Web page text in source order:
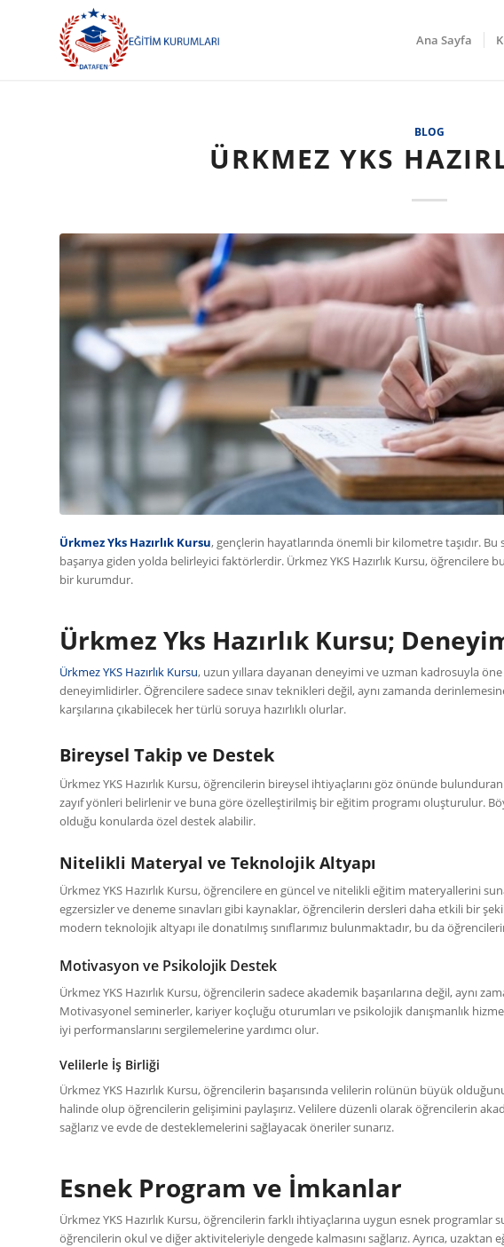
Ana Sayfa
BLOG
ÜRKMEZ YKS
Ürkmez Yks Hazırlık Kursu, gençlerin hayatlarında önemli bir kilometre taşıdır.
başarıya giden yolda belirleyici faktörlerdir. Ürkmez YKS Hazırlık Kursu,
bir kurumdur.
Ürkmez Yks Hazırlık Kursu;
Ürkmez YKS Hazırlık Kursu, uzun yıllara dayanan deneyimi ve uzman kadrosuyla
deneyimlidirler. Öğrencilere sadece sınav teknikleri değil, aynı zamanda
karşılarına çıkabilecek her türlü soruya hazırlıklı olurlar.
Bireysel Takip ve Destek
Ürkmez YKS Hazırlık Kursu, öğrencilerin bireysel ihtiyaçlarını göz önünde
zayıf yönleri belirlenir ve buna göre özelleştirilmiş bir eğitim programı oluşturulur.
olduğu konularda özel destek alabilir.
Nitelikli Materyal ve Teknolojik Altyapı
Ürkmez YKS Hazırlık Kursu, öğrencilere en güncel ve nitelikli eğitim materyallerini
egzersizler ve deneme sınavları gibi kaynaklar, öğrencilerin dersleri daha etkili bir
modern teknolojik altyapı ile donatılmış sınıflarımız bulunmaktadır, bu da
Motivasyon ve Psikolojik Destek
Ürkmez YKS Hazırlık Kursu, öğrencilerin sadece akademik başarılarına değil, aynı
Motivasyonel seminerler, kariyer koçluğu oturumları ve psikolojik danışmanlık
iyi performanslarını sergilemelerine yardımcı olur.
Velilerle İş Birliği
Ürkmez YKS Hazırlık Kursu, öğrencilerin başarısında velilerin rolünün büyük
halinde olup öğrencilerin gelişimini paylaşırız. Velilere düzenli olarak öğrencilerin
sağlarız ve evde de desteklemelerini sağlayacak öneriler sunarız.
Esnek Program ve İmkanlar
Ürkmez YKS Hazırlık Kursu, öğrencilerin farklı ihtiyaçlarına uygun esnek programlar
öğrencilerin okul ve diğer aktiviteleriyle dengede kalmasını sağlarız. Ayrıca,